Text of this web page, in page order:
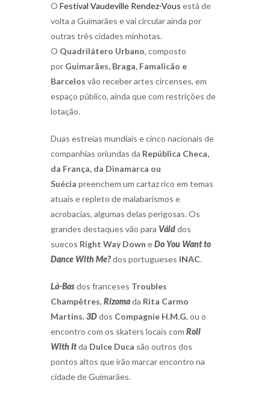
O Festival Vaudeville Rendez-Vous está de
volta a Guimarães e vai circular ainda por
outras três cidades minhotas.
O Quadrilátero Urbano, composto
por Guimarães, Braga, Famalicão e
Barcelos vão receber artes circenses, em
espaço público, ainda que com restrições de
lotação.
Duas estreias mundiais e cinco nacionais de
companhias oriundas da República Checa,
da França, da Dinamarca ou
Suécia preenchem um cartaz rico em temas
atuais e repleto de malabarismos e
acrobacias, algumas delas perigosas. Os
grandes destaques vão para Válddos
suecos Right Way Down eDo You Want to
Dance With Me?dos portugueses INAC.
Là-Basdos franceses Troubles
Champêtres, Rizomada Rita Carmo
Martins, 3Ddos Compagnie H.M.G.ou o
encontro com os skaters locais com Roll
With Itda Dulce Duca são outros dos
pontos altos que irão marcar encontro na
cidade de Guimarães.